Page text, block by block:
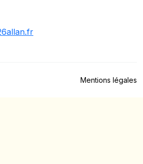
Mentions légales